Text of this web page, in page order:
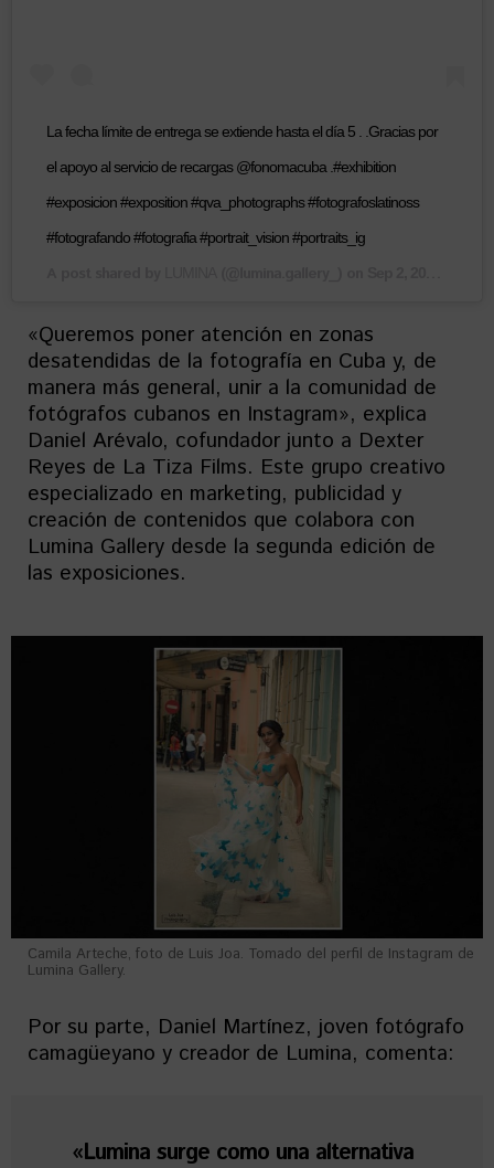
La fecha límite de entrega se extiende hasta el día 5 . .Gracias por
el apoyo al servicio de recargas @fonomacuba .#exhibition
#exposicion #exposition #qva_photographs #fotografoslatinoss
#fotografando #fotografia #portrait_vision #portraits_ig
«Queremos poner atención en zonas
desatendidas de la fotografía en Cuba y, de
manera más general, unir a la comunidad de
fotógrafos cubanos en Instagram», explica
Daniel Arévalo, cofundador junto a Dexter
Reyes de La Tiza Films. Este grupo creativo
especializado en marketing, publicidad y
creación de contenidos que colabora con
Lumina Gallery desde la segunda edición de
las exposiciones.
Camila Arteche, foto de Luis Joa. Tomado del perfil de Instagram de
Lumina Gallery.
Por su parte, Daniel Martínez, joven fotógrafo
camagüeyano y creador de Lumina, comenta:
«Lumina surge como una alternativa